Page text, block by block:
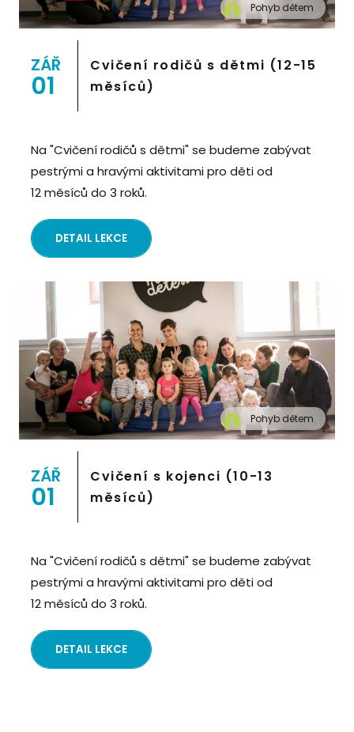
" alt="Cvičení pro děti "Pohyb dětem", Praha 2,
Prostor 8">
Pohyb dětem
ZÁŘ
01
Cvičení rodičů s dětmi (12-15
měsíců)
Na "Cvičení rodičů s dětmi" se budeme zabývat
pestrými a hravými aktivitami pro děti od
12 měsíců do 3 roků.
DETAIL LEKCE
" alt="Cvičení pro děti "Pohyb dětem", Praha 2,
Prostor 8">
Pohyb dětem
ZÁŘ
01
Cvičení s kojenci (10-13
měsíců)
Na "Cvičení rodičů s dětmi" se budeme zabývat
pestrými a hravými aktivitami pro děti od
12 měsíců do 3 roků.
DETAIL LEKCE